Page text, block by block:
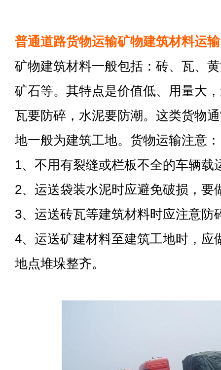
普通道路货物运输矿物建筑材料运
矿物建筑材料一般包括：砖、瓦、
矿石等。其特点是价值低、用量大
瓦要防碎，水泥要防潮。这类货物
地一般为建筑工地。货物运输注意：
1、不用有裂缝或栏板不全的车辆载
2、运送袋装水泥时应避免破损，要
3、运送砖瓦等建筑材料时应注意防
4、运送矿建材料至建筑工地时，应
地点堆垛整齐。